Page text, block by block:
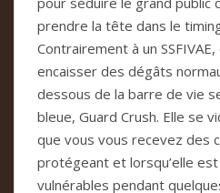
prendre la tête dans le
Contrairement à un
encaisser des dégâts
dessous de la barre de vie
bleue, Guard Crush. Elle se
que vous vous recevez des
protégeant et lorsqu’elle
vulnérables pendant